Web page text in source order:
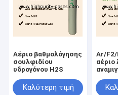
Αέριο βαθμολόγησης
σουλφιδίου
υδρογόνου H2S
Καλύτερη τιμή
Ar/F2/
αέριο
xecl
τα